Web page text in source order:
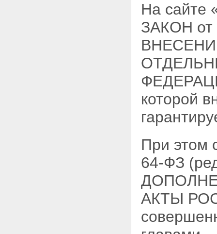
На сайте
ЗАКОН от
которой
При этом
64-ФЗ
АКТЫ